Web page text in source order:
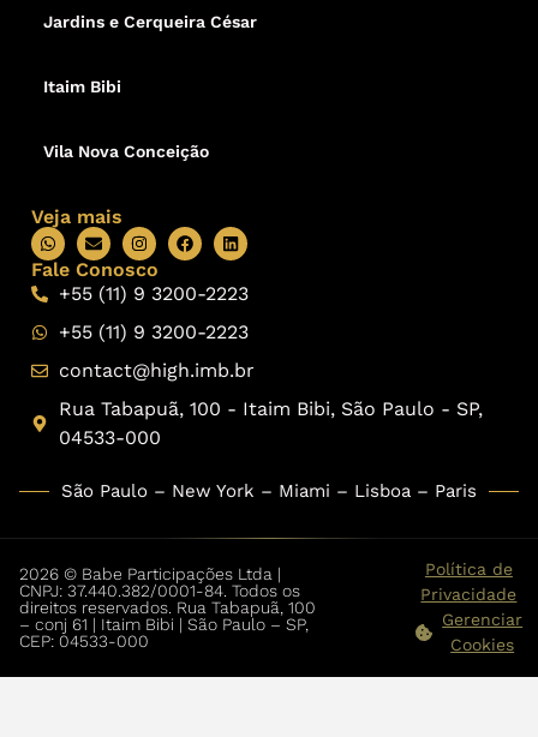
Jardins e Cerqueira César
Itaim Bibi
Vila Nova Conceição
Veja mais
Fale Conosco
+55 (11) 9 3200-2223
+55 (11) 9 3200-2223
contact@high.imb.br
Rua Tabapuã, 100 - Itaim Bibi, São Paulo - SP,
04533-000
São Paulo – New York – Miami – Lisboa – Paris
2026 © Babe Participações Ltda |
CNPJ: 37.440.382/0001-84. Todos os
direitos reservados. Rua Tabapuã, 100
– conj 61 | Itaim Bibi | São Paulo – SP,
CEP: 04533-000
Política de
Privacidade
Gerenciar
Cookies